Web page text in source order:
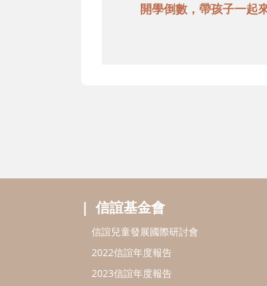
開學倒數，帶孩子一起
信誼基金會
信誼兒童發展國際研討會
2022信誼年度報告
2023信誼年度報告